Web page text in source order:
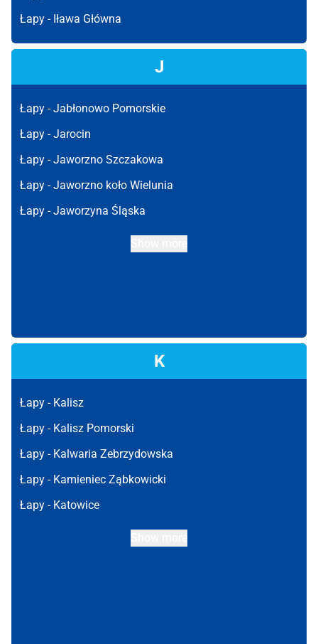
Łapy - Iława Główna
J
Łapy -Jabłonowo Pomorskie
Łapy -Jarocin
Łapy -Jaworzno Szczakowa
Łapy -Jaworzno koło Wielunia
Łapy -Jaworzyna Śląska
K
Łapy - Kalisz
Łapy - Kalisz Pomorski
Łapy - Kalwaria Zebrzydowska
Łapy - Kamieniec Ząbkowicki
Łapy - Katowice